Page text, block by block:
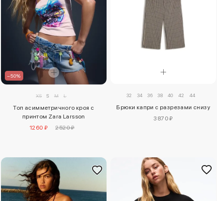
–50%
XS S M L
Топ асимметричного кроя с
принтом Zara Larsson
1260 ₽
2520 ₽
32 34 36 38 40 42 44
Брюки капри с разрезами снизу
3870 ₽